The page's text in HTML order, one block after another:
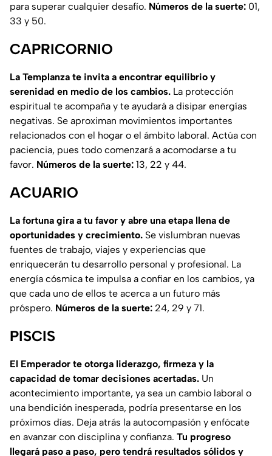
para superar cualquier desafío. Números de la suerte: 01,
33 y 50.
CAPRICORNIO
La Templanza te invita a encontrar equilibrio y
serenidad en medio de los cambios. La protección
espiritual te acompaña y te ayudará a disipar energías
negativas. Se aproximan movimientos importantes
relacionados con el hogar o el ámbito laboral. Actúa con
paciencia, pues todo comenzará a acomodarse a tu
favor. Números de la suerte: 13, 22 y 44.
ACUARIO
La fortuna gira a tu favor y abre una etapa llena de
oportunidades y crecimiento. Se vislumbran nuevas
fuentes de trabajo, viajes y experiencias que
enriquecerán tu desarrollo personal y profesional. La
energía cósmica te impulsa a confiar en los cambios, ya
que cada uno de ellos te acerca a un futuro más
próspero. Números de la suerte: 24, 29 y 71.
PISCIS
El Emperador te otorga liderazgo, firmeza y la
capacidad de tomar decisiones acertadas. Un
acontecimiento importante, ya sea un cambio laboral o
una bendición inesperada, podría presentarse en los
próximos días. Deja atrás la autocompasión y enfócate
en avanzar con disciplina y confianza. Tu progreso
llegará paso a paso, pero tendrá resultados sólidos y